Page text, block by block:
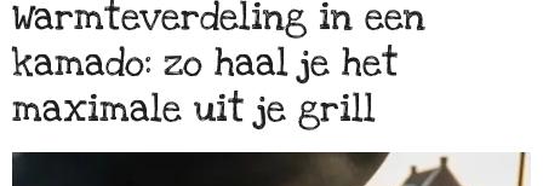
Warmteverdeling in een
kamado: zo haal je het
maximale uit je grill